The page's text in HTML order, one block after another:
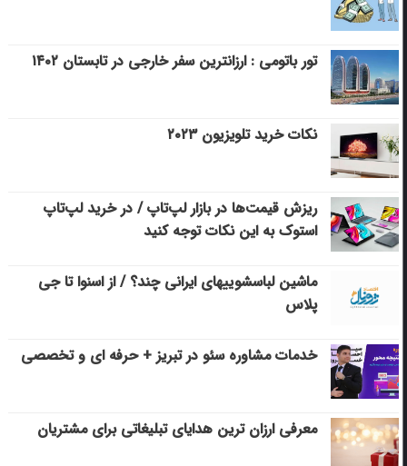
تور باتومی : ارزانترین سفر خارجی در تابستان ۱۴۰۲
نکات خرید تلویزیون ۲۰۲۳
ریزش قیمت‌ها در بازار لپ‌تاپ / در خرید لپ‌تاپ
استوک به این نکات توجه کنید
ماشین لباسشویی‎های ایرانی چند؟ / از اسنوا تا جی
پلاس
خدمات مشاوره سئو در تبریز + حرفه ای و تخصصی
معرفی ارزان ترین هدایای تبلیغاتی برای مشتریان